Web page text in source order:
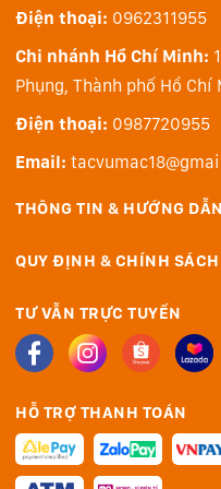
Bàn phím và Touchpad
thiết kế Fullsize và
với chất lượng không
của máy có tiết diện lớn,
trình phím sâu cho trải
trang bị đèn nền đẹp
việc trong điều kiện
bạn những thao tác
Điện thoại: 0962311955
Chi nhánh Hồ Chí Minh:
Phụng, Thành phố Hồ
Điện thoại: 0987720955
Email:
THÔNG TIN & HƯỚNG DẪN
QUY ĐỊNH & CHÍNH SÁCH
TƯ VẪN TRỰC TUYẾN
HỖ TRỢ THANH TOÁN